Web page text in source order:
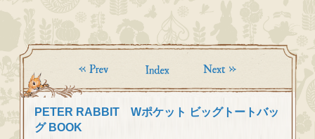
PETER RABBIT Wポケット ビッグトートバッ
グ BOOK